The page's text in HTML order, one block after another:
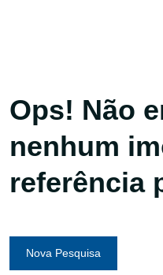
Ops! Não
nenhum
referência
Nova Pesquisa